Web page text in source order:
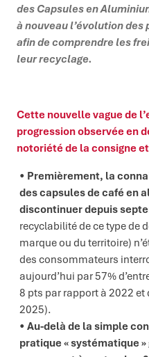
des Capsules en
à nouveau l’évolution
afin de comprendre les
leur recyclage.
Cette nouvelle vague de
progression observée en
notoriété de la consigne
Premièrement, la
des capsules de café en
discontinuer depuis
recyclabilité de ce type de
marque ou du territoire)
des consommateurs
aujourd’hui par 57%
8 pts par rapport à 2022
2025).
Au-delà de la simple
pratique « systématique